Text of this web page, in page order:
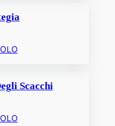
Scacchi